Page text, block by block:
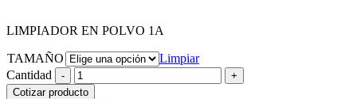
LIMPIADOR EN POLVO 1A
TAMAÑO
Limpiar
Cantidad
Cotizar producto